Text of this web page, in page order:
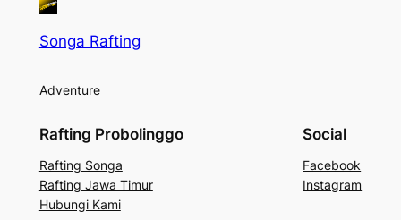
Songa Rafting
Adventure
Rafting Probolinggo
Rafting Songa
Rafting Jawa Timur
Hubungi Kami
Social
Facebook
Instagram